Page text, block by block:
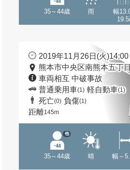
35～44歳 雨
幅
2019年11月26日(火)14:00
熊本市中央区南熊本五丁
車両相互 中破事故
普通乗用車(1) 軽自動車(1)
死亡(0) 負傷(1)
距離145m
35～44歳
他
晴 幅～